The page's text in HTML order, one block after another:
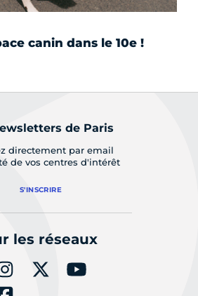
canin dans le 10e !
de Paris
directement par email
de vos centres d'intérêt
S'INSCRIRE
les réseaux